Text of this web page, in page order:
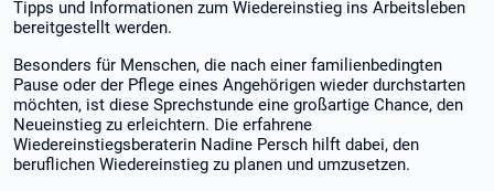
Tipps und Informationen zum Wiedereinstieg ins Arbeitsleben
bereitgestellt werden.
Besonders für Menschen, die nach einer familienbedingten
Pause oder der Pflege eines Angehörigen wieder durchstarten
möchten, ist diese Sprechstunde eine großartige Chance, den
Neueinstieg zu erleichtern. Die erfahrene
Wiedereinstiegsberaterin Nadine Persch hilft dabei, den
beruflichen Wiedereinstieg zu planen und umzusetzen.